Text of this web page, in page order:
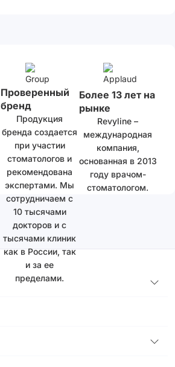
Проверенный
бренд
Продукция
бренда создается
при участии
стоматологов и
рекомендована
экспертами. Мы
сотрудничаем с
10 тысячами
докторов и с
тысячами клиник
как в России, так
и за ее
пределами.
Более 13 лет на
рынке
Revyline –
международная
компания,
основанная в 2013
году врачом-
стоматологом.